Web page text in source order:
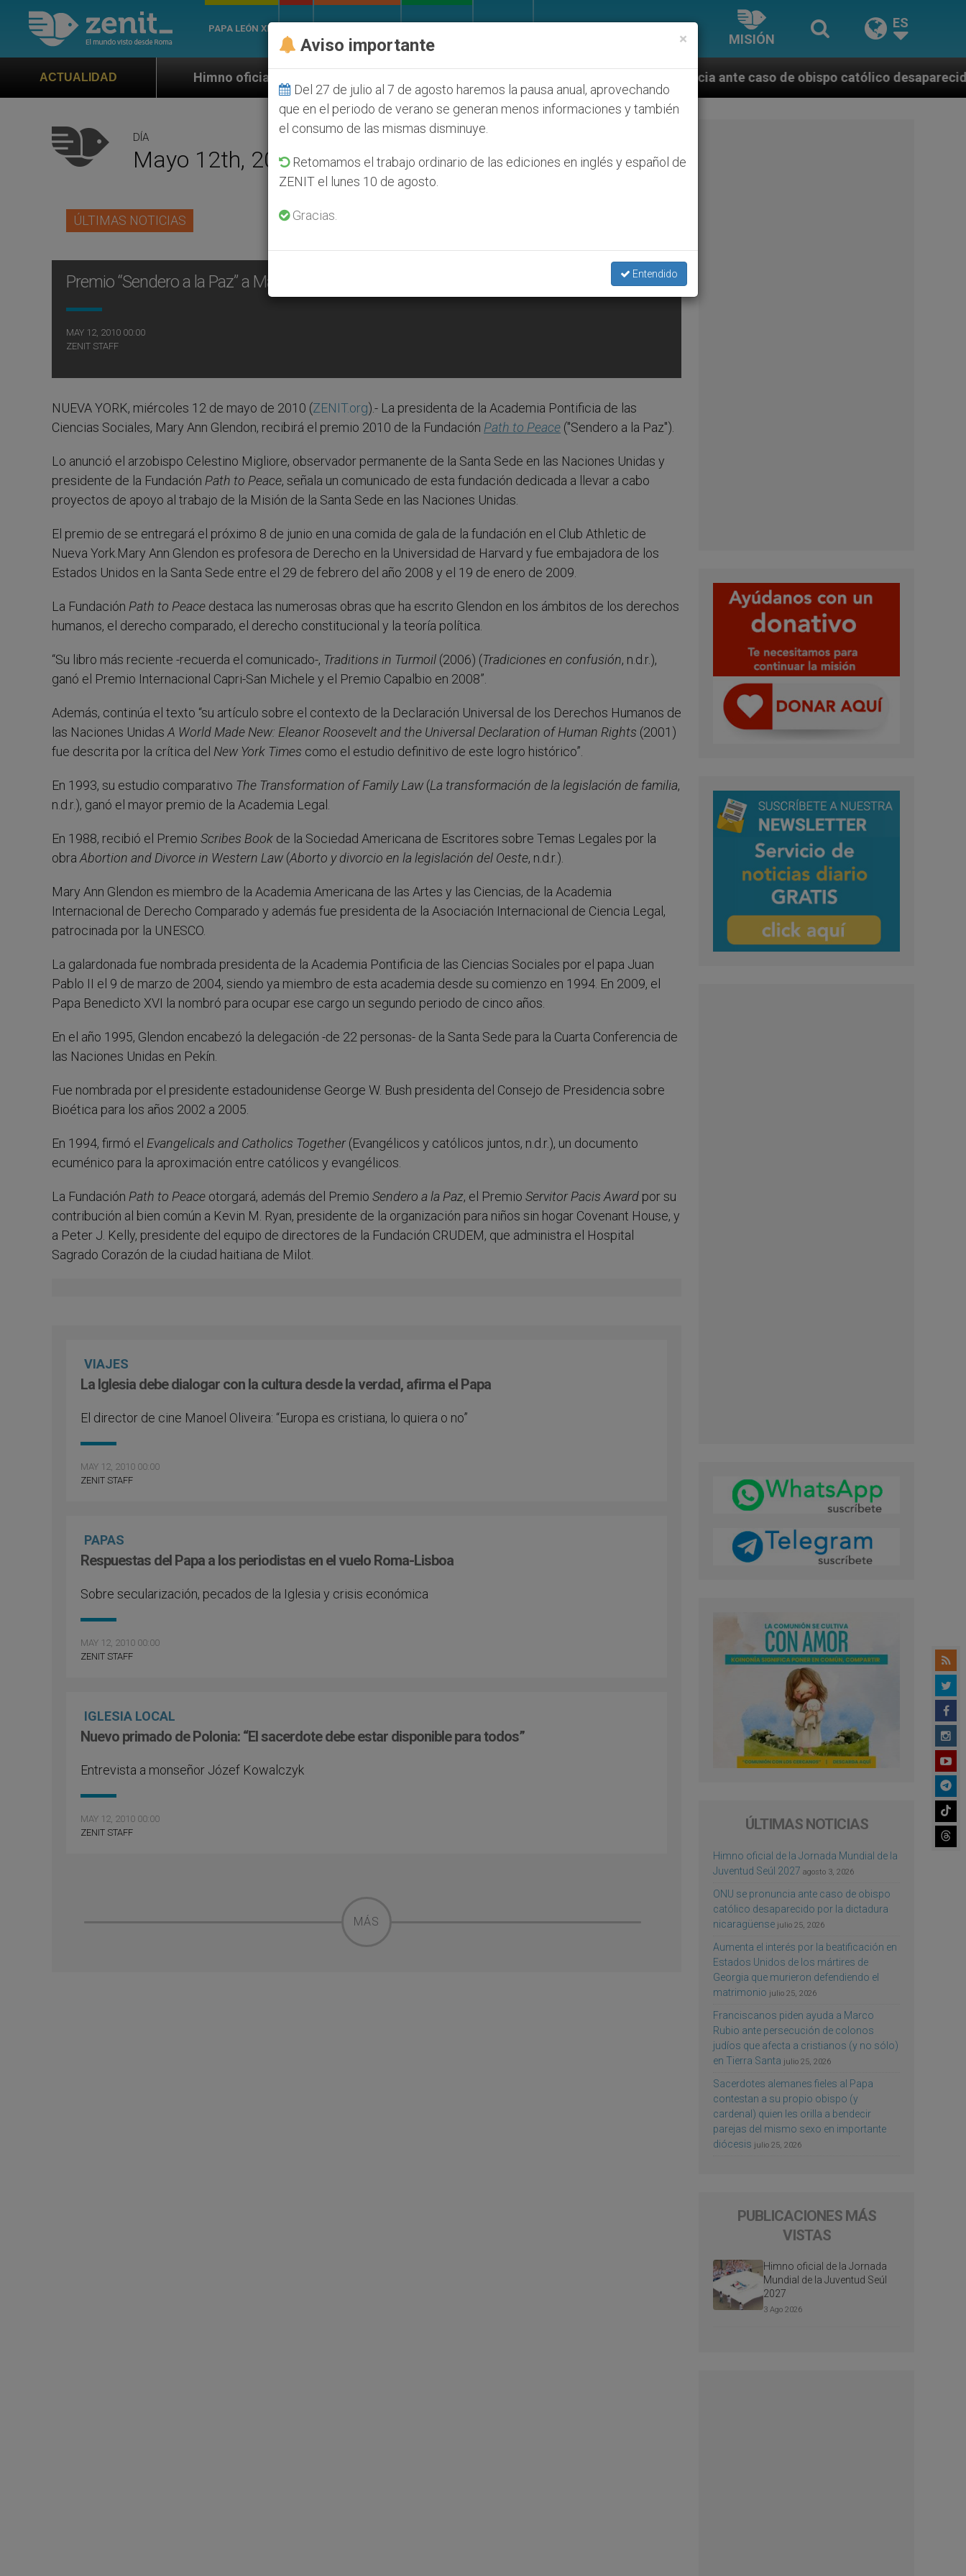
PAPA LEÓN XIV
MISIÓN
ES
ACTUALIDAD
Himno oficial de la Jornada Mundial de la Juventud Seúl 2027 ONU se pronuncia ante caso de obispo católico desaparecido por la dictadura
DÍA
Mayo 12th, 2010
ÚLTIMAS NOTICIAS
Premio “Sendero a la Paz” a Mary Ann Glendon
MAY 12, 2010 00:00
ZENIT STAFF
NUEVA YORK, miércoles 12 de mayo de 2010 (ZENIT.org).- La presidenta de la Academia Pontificia de las
Ciencias Sociales, Mary Ann Glendon, recibirá el premio 2010 de la Fundación Path to Peace ("Sendero a la Paz").
Lo anunció el arzobispo Celestino Migliore, observador permanente de la Santa Sede en las Naciones Unidas y
presidente de la Fundación Path to Peace, señala un comunicado de esta fundación dedicada a llevar a cabo
proyectos de apoyo al trabajo de la Misión de la Santa Sede en las Naciones Unidas.
El premio de se entregará el próximo 8 de junio en una comida de gala de la fundación en el Club Athletic de
Nueva York.Mary Ann Glendon es profesora de Derecho en la Universidad de Harvard y fue embajadora de los
Estados Unidos en la Santa Sede entre el 29 de febrero del año 2008 y el 19 de enero de 2009.
La Fundación Path to Peace destaca las numerosas obras que ha escrito Glendon en los ámbitos de los derechos
humanos, el derecho comparado, el derecho constitucional y la teoría política.
“Su libro más reciente -recuerda el comunicado-, Traditions in Turmoil (2006) (Tradiciones en confusión, n.d.r.),
ganó el Premio Internacional Capri-San Michele y el Premio Capalbio en 2008”.
Además, continúa el texto “su artículo sobre el contexto de la Declaración Universal de los Derechos Humanos de
las Naciones Unidas A World Made New: Eleanor Roosevelt and the Universal Declaration of Human Rights (2001)
fue descrita por la crítica del New York Times como el estudio definitivo de este logro histórico”.
En 1993, su estudio comparativo The Transformation of Family Law (La transformación de la legislación de familia,
n.d.r.), ganó el mayor premio de la Academia Legal.
En 1988, recibió el Premio Scribes Book de la Sociedad Americana de Escritores sobre Temas Legales por la
obra Abortion and Divorce in Western Law (Aborto y divorcio en la legislación del Oeste, n.d.r.).
Mary Ann Glendon es miembro de la Academia Americana de las Artes y las Ciencias, de la Academia
Internacional de Derecho Comparado y además fue presidenta de la Asociación Internacional de Ciencia Legal,
patrocinada por la UNESCO.
La galardonada fue nombrada presidenta de la Academia Pontificia de las Ciencias Sociales por el papa Juan
Pablo II el 9 de marzo de 2004, siendo ya miembro de esta academia desde su comienzo en 1994. En 2009, el
Papa Benedicto XVI la nombró para ocupar ese cargo un segundo periodo de cinco años.
En el año 1995, Glendon encabezó la delegación -de 22 personas- de la Santa Sede para la Cuarta Conferencia de
las Naciones Unidas en Pekín.
Fue nombrada por el presidente estadounidense George W. Bush presidenta del Consejo de Presidencia sobre
Bioética para los años 2002 a 2005.
En 1994, firmó el Evangelicals and Catholics Together(Evangélicos y católicos juntos, n.d.r.), un documento
ecuménico para la aproximación entre católicos y evangélicos.
La Fundación Path to Peace otorgará, además del Premio Sendero a la Paz, el Premio Servitor Pacis Award por su
contribución al bien común a Kevin M. Ryan, presidente de la organización para niños sin hogar Covenant House, y
a Peter J. Kelly, presidente del equipo de directores de la Fundación CRUDEM, que administra el Hospital
Sagrado Corazón de la ciudad haitiana de Milot.
VIAJES
La Iglesia debe dialogar con la cultura desde la verdad, afirma el Papa
El director de cine Manoel Oliveira: “Europa es cristiana, lo quiera o no”
MAY 12, 2010 00:00
ZENIT STAFF
PAPAS
Respuestas del Papa a los periodistas en el vuelo Roma-Lisboa
Sobre secularización, pecados de la Iglesia y crisis económica
MAY 12, 2010 00:00
ZENIT STAFF
IGLESIA LOCAL
Nuevo primado de Polonia: “El sacerdote debe estar disponible para todos”
Entrevista a monseñor Józef Kowalczyk
MAY 12, 2010 00:00
ZENIT STAFF
MÁS
ÚLTIMAS NOTICIAS
Himno oficial de la Jornada Mundial de la
Juventud Seúl 2027 agosto 3, 2026
ONU se pronuncia ante caso de obispo
católico desaparecido por la dictadura
nicaragüense julio 25, 2026
Aumenta el interés por la beatificación en
Estados Unidos de los mártires de
Georgia que murieron defendiendo el
matrimonio julio 25, 2026
Franciscanos piden ayuda a Marco
Rubio ante persecución de colonos
judíos que afecta a cristianos (y no sólo)
en Tierra Santa julio 25, 2026
Sacerdotes alemanes fieles al Papa
contestan a su propio obispo (y
cardenal) quien les orilla a bendecir
parejas del mismo sexo en importante
diócesis julio 25, 2026
PUBLICACIONES MÁS
VISTAS
Himno oficial de la Jornada
Mundial de la Juventud Seúl
2027
3 Ago 2026
×
Aviso importante
Del 27 de julio al 7 de agosto haremos la pausa anual, aprovechando
que en el periodo de verano se generan menos informaciones y también
el consumo de las mismas disminuye.
Retomamos el trabajo ordinario de las ediciones en inglés y español de
ZENIT el lunes 10 de agosto.
Gracias.
Entendido